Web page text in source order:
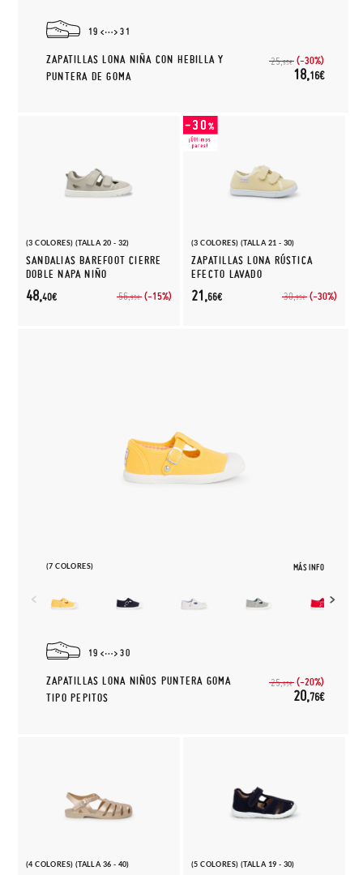
19 31
ZAPATILLAS LONA NIÑA CON HEBILLA Y
PUNTERA DE GOMA
25,95€ (-30%)
18,16€
(3 COLORES) (TALLA 20 - 32)
SANDALIAS BAREFOOT CIERRE
DOBLE NAPA NIÑO
56,95€ (-15%)
48,40€
(3 COLORES) (TALLA 21 - 30)
ZAPATILLAS LONA RÚSTICA
EFECTO LAVADO
30,95€ (-30%)
21,66€
(7 COLORES) MÁS INFO
19 30
ZAPATILLAS LONA NIÑOS PUNTERA GOMA
TIPO PEPITOS
25,95€ (-20%)
20,76€
(4 COLORES) (TALLA 36 - 40) (5 COLORES) (TALLA 19 - 30)